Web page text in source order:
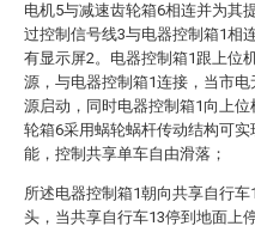
电机5与减速齿轮箱6相连并为其
过控制信号线3与电器控制箱1相
有显示屏2。电器控制箱1跟上位
源，与电器控制箱1连接，当市
源启动，同时电器控制箱1向上
轮箱6采用蜗轮蜗杆传动结构可
能，控制共享单车自由滑落；
所述电器控制箱1朝向共享自行
头，当共享自行车13停到地面上